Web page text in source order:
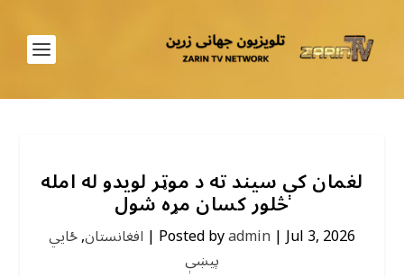
لغمان کې سیند ته د موټر لویدو له امله
څلور کسان مړه شول
Posted byadmin |Jul 3, 2026
| افغانستان,ځايي
پیښې